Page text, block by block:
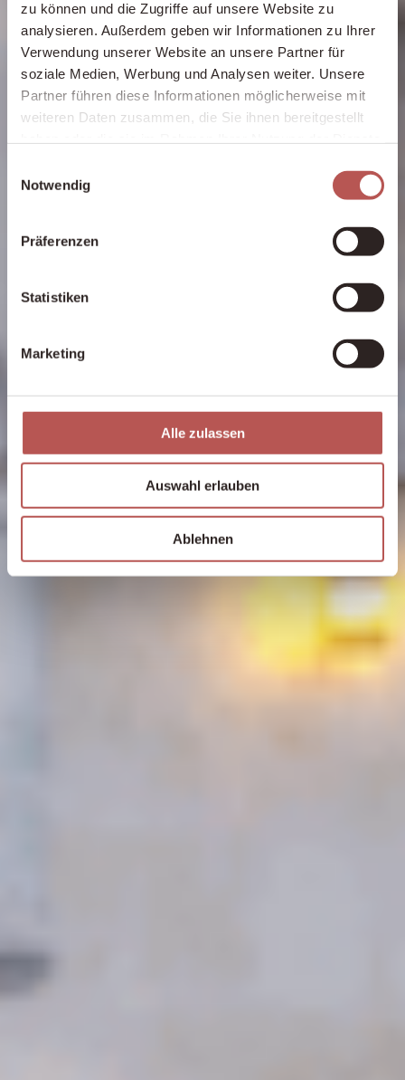
zu können und die Zugriffe auf unsere Website zu
analysieren. Außerdem geben wir Informationen zu Ihrer
Verwendung unserer Website an unsere Partner für
soziale Medien, Werbung und Analysen weiter. Unsere
Partner führen diese Informationen möglicherweise mit
weiteren Daten zusammen, die Sie ihnen bereitgestellt
Notwendig
Präferenzen
Statistiken
Marketing
Alle zulassen
Auswahl erlauben
Ablehnen